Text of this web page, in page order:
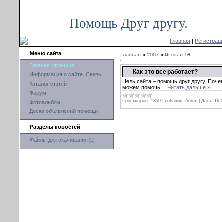
Помощь Друг другу.
Главная |
Меню сайта
Главная страница
Информация о сайте. Связь.
Каталог статей
Форум
Фотоальбом
Доска объявлений помощи
Разделы новостей
Файлы для скачивания [1]
Главная » 2007 » Июль » 16
Как это все работает?
Цель сайта – помощь друг другу.
можем помочь
Читать дальше »
Просмотров: 1359 Добавил: Ангел Дата: